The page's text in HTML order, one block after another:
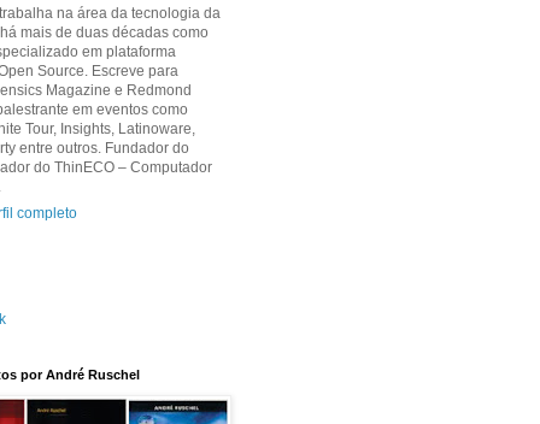
na área da tecnologia da
mais de duas décadas como
em plataforma
Source. Escreve para
Magazine e Redmond
em eventos como
Tour, Insights, Latinoware,
entre outros. Fundador do
do ThinECO – Computador
completo
por André Ruschel